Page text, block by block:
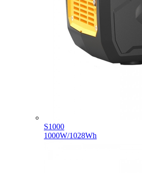
S1000
1000W/1028Wh